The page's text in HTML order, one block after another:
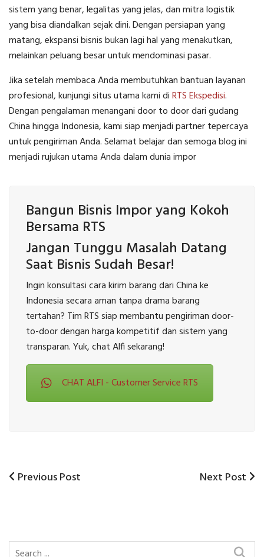
sistem yang benar, legalitas yang jelas, dan mitra logistik
yang bisa diandalkan sejak dini. Dengan persiapan yang
matang, ekspansi bisnis bukan lagi hal yang menakutkan,
melainkan peluang besar untuk mendominasi pasar.
Jika setelah membaca Anda membutuhkan bantuan layanan
profesional, kunjungi situs utama kami diRTS Ekspedisi.
Dengan pengalaman menangani door to door dari gudang
China hingga Indonesia, kami siap menjadi partner tepercaya
untuk pengiriman Anda. Selamat belajar dan semoga blog ini
menjadi rujukan utama Anda dalam dunia impor
Bangun Bisnis Impor yang Kokoh
Bersama RTS
Jangan Tunggu Masalah Datang
Saat Bisnis Sudah Besar!
Ingin konsultasi cara kirim barang dari China ke
Indonesia secara aman tanpa drama barang
tertahan? Tim RTS siap membantu pengiriman door-
to-door dengan harga kompetitif dan sistem yang
transparan. Yuk, chat Alfi sekarang!
CHAT ALFI - Customer Service RTS
Post
Previous
Previous Post
Next
Next Post